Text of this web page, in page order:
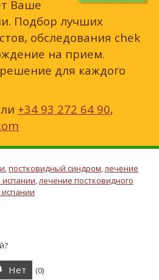
Ваше
Подбор лучших
обследования chek
на прием.
для каждого
+34 93 272 64 90,
,постковидный синдром,лечение
испании лечение постковидного
Нет (0)